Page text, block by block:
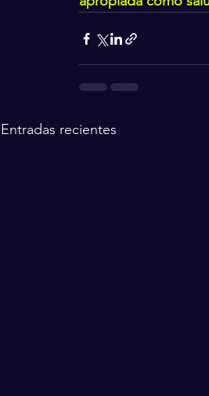
Entradas recientes